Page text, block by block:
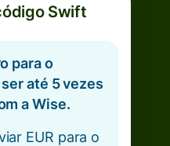
Swift
para o
até 5 vezes
a Wise.
EUR para o